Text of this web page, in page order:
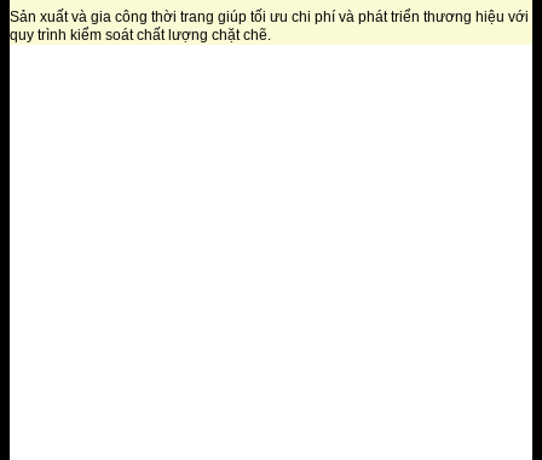
Sản xuất và gia công thời trang giúp tối ưu chi phí và phát triển thương hiệu với
quy trình kiểm soát chất lượng chặt chẽ.